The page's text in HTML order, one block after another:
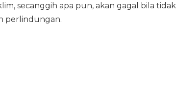
secanggih apa pun, akan gagal bila tidak
perlindungan.